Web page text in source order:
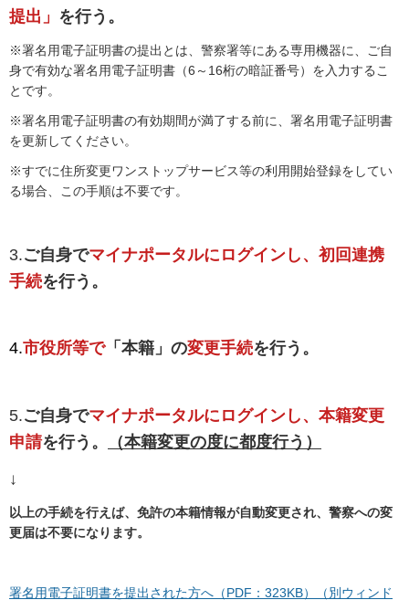
提出」 を行う。
※署名用電子証明書の提出とは、警察署等にある専用機器に、ご自
身で有効な署名用電子証明書（6～16桁の暗証番号）を入力するこ
とです。
※署名用電子証明書の有効期間が満了する前に、署名用電子証明書
を更新してください。
※すでに住所変更ワンストップサービス等の利用開始登録をしてい
る場合、この手順は不要です。
3.ご自身でマイナポータルにログインし、初回連携
手続を行う。
4.市役所等で「本籍」の変更手続を行う。
5.ご自身でマイナポータルにログインし、本籍変更
申請を行う。 （本籍変更の度に都度行う）
↓
以上の手続を行えば、免許の本籍情報が自動変更され、警察への変
更届は不要になります。
署名用電子証明書を提出された方へ（PDF：323KB）（別ウィンド